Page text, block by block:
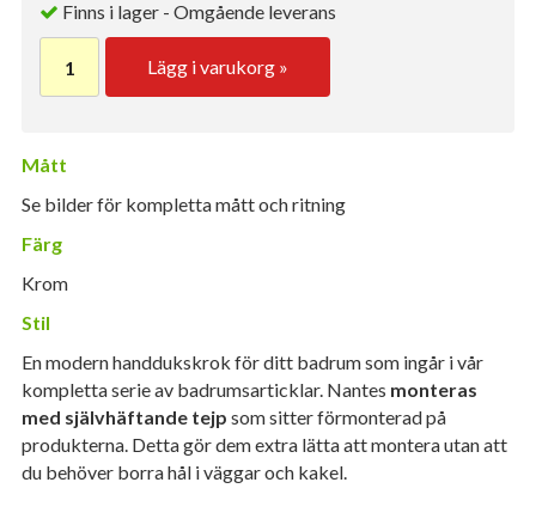
Finns i lager - Omgående leverans
Lägg i varukorg »
Mått
Se bilder för kompletta mått och ritning
Färg
Krom
Stil
En modern handdukskrok för ditt badrum som ingår i vår
kompletta serie av badrumsarticklar. Nantes monteras
med självhäftande tejp som sitter förmonterad på
produkterna. Detta gör dem extra lätta att montera utan att
du behöver borra hål i väggar och kakel.